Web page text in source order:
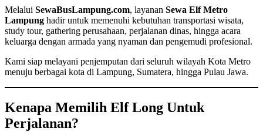
Melalui SewaBusLampung.com, layanan Sewa Elf Metro
Lampung hadir untuk memenuhi kebutuhan transportasi wisata,
study tour, gathering perusahaan, perjalanan dinas, hingga acara
keluarga dengan armada yang nyaman dan pengemudi profesional.
Kami siap melayani penjemputan dari seluruh wilayah Kota Metro
menuju berbagai kota di Lampung, Sumatera, hingga Pulau Jawa.
Kenapa Memilih Elf Long Untuk
Perjalanan?